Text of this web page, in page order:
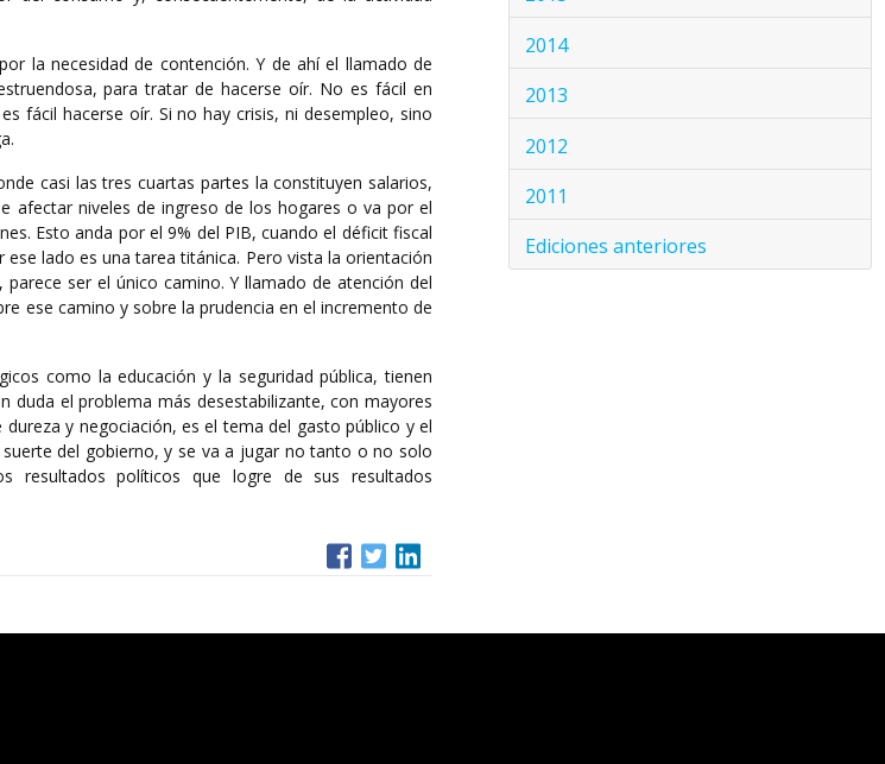
la necesidad de contención. Y de ahí el llamado de
para tratar de hacerse oír. No es fácil en
fácil hacerse oír. Si no hay crisis, ni desempleo, sino
casi las tres cuartas partes la constituyen salarios,
afectar niveles de ingreso de los hogares o va por el
Esto anda por el 9% del PIB, cuando el déficit fiscal
lado es una tarea titánica. Pero vista la orientación
ser el único camino. Y llamado de atención del
ese camino y sobre la prudencia en el incremento de
como la educación y la seguridad pública, tienen
duda el problema más desestabilizante, con mayores
y negociación, es el tema del gasto público y el
del gobierno, y se va a jugar no tanto o no solo
resultados políticos que logre de sus resultados
2014
2013
2012
2011
Ediciones anteriores